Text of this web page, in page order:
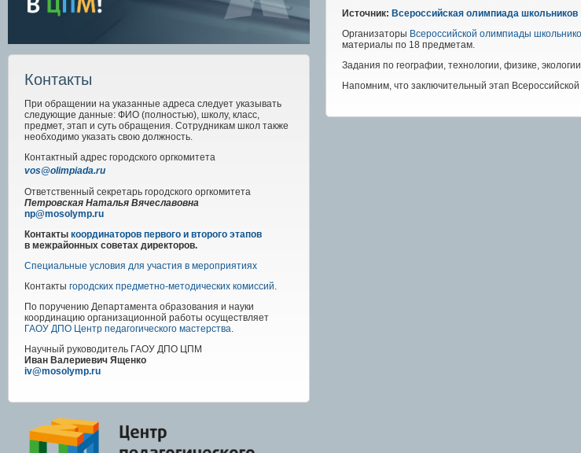
Контакты
При обращении на указанные адреса следует указывать
следующие данные: ФИО (полностью), школу, класс,
предмет, этап и суть обращения. Сотрудникам школ также
необходимо указать свою должность.
Контактный адрес городского оргкомитета
vos@olimpiada.ru
Ответственный секретарь городского оргкомитета
Петровская Наталья Вячеславовна
np@mosolymp.ru
Контакты координаторов первого и второго этапов
в межрайонных советах директоров.
Специальные условия для участия в мероприятиях
Контакты городских предметно-методических комиссий.
По поручению Департамента образования и науки
координацию организационной работы осуществляет
ГАОУ ДПО Центр педагогического мастерства.
Научный руководитель ГАОУ ДПО ЦПМ
Иван Валериевич Ященко
iv@mosolymp.ru
Источник: Всероссийская олимпиада школьников
Организаторы Всероссийской олимпиады
материалы по 18 предметам.
Задания по географии, технологии, физике,
Напомним, что заключительный этап